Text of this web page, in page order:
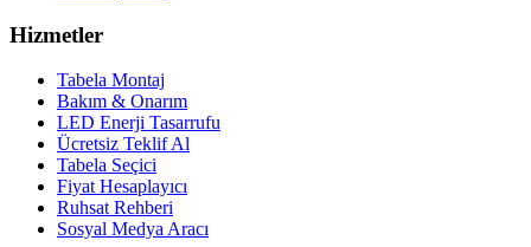
Hizmetler
Tabela Montaj
Bakım & Onarım
LED Enerji Tasarrufu
Ücretsiz Teklif Al
Tabela Seçici
Fiyat Hesaplayıcı
Ruhsat Rehberi
Sosyal Medya Aracı